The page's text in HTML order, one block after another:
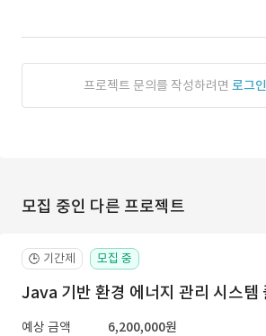
프로젝트 문의를 작성하려면 로그인
모집 중인 다른 프로젝트
🕒 기간제 모집 중
Java 기반 환경 에너지 관리 시스템
예상 금액
6,200,000원